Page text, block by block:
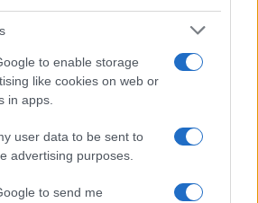
to enable storage
like cookies on web or
in apps.
user data to be sent to
advertising purposes.
to send me
crecimiento laboral y económico en